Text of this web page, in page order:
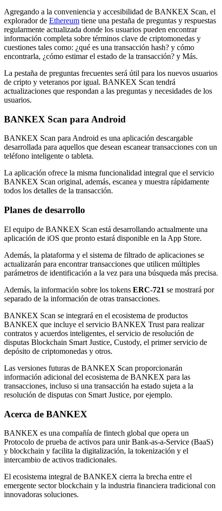
Agregando a la conveniencia y accesibilidad de BANKEX Scan, el
explorador de Ethereum tiene una pestaña de preguntas y respuestas
regularmente actualizada donde los usuarios pueden encontrar
información completa sobre términos clave de criptomonedas y
cuestiones tales como: ¿qué es una transacción hash? y cómo
encontrarla, ¿cómo estimar el estado de la transacción? y Más.
La pestaña de preguntas frecuentes será útil para los nuevos usuarios
de cripto y veteranos por igual. BANKEX Scan tendrá
actualizaciones que respondan a las preguntas y necesidades de los
usuarios.
BANKEX Scan para Android
BANKEX Scan para Android es una aplicación descargable
desarrollada para aquellos que desean escanear transacciones con un
teléfono inteligente o tableta.
La aplicación ofrece la misma funcionalidad integral que el servicio
BANKEX Scan original, además, escanea y muestra rápidamente
todos los detalles de la transacción.
Planes de desarrollo
El equipo de BANKEX Scan está desarrollando actualmente una
aplicación de iOS que pronto estará disponible en la App Store.
Además, la plataforma y el sistema de filtrado de aplicaciones se
actualizarán para encontrar transacciones que utilicen múltiples
parámetros de identificación a la vez para una búsqueda más precisa.
Además, la información sobre los tokens ERC-721 se mostrará por
separado de la información de otras transacciones.
BANKEX Scan se integrará en el ecosistema de productos
BANKEX que incluye el servicio BANKEX Trust para realizar
contratos y acuerdos inteligentes, el servicio de resolución de
disputas Blockchain Smart Justice, Custody, el primer servicio de
depósito de criptomonedas y otros.
Las versiones futuras de BANKEX Scan proporcionarán
información adicional del ecosistema de BANKEX para las
transacciones, incluso si una transacción ha estado sujeta a la
resolución de disputas con Smart Justice, por ejemplo.
Acerca de BANKEX
BANKEX es una compañía de fintech global que opera un
Protocolo de prueba de activos para unir Bank-as-a-Service (BaaS)
y blockchain y facilita la digitalización, la tokenización y el
intercambio de activos tradicionales.
El ecosistema integral de BANKEX cierra la brecha entre el
emergente sector blockchain y la industria financiera tradicional con
innovadoras soluciones.